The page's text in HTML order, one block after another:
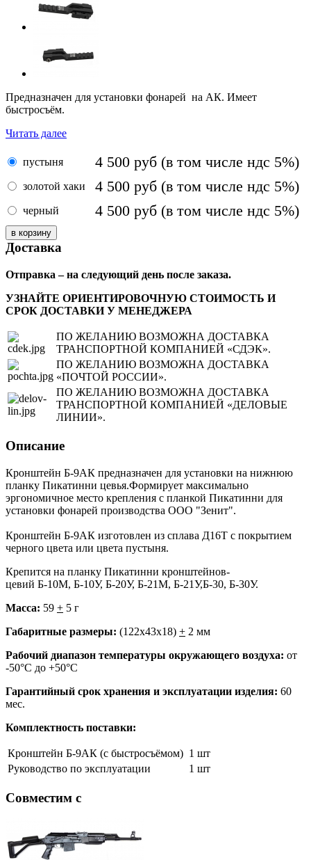
Предназначен для установки фонарей на АК. Имеет
быстросъём.
Читать далее
пустыня 4 500 руб (в том числе ндс 5%)
золотой хаки 4 500 руб (в том числе ндс 5%)
черный 4 500 руб (в том числе ндс 5%)
Доставка
Отправка – на следующий день после заказа.
УЗНАЙТЕ ОРИЕНТИРОВОЧНУЮ СТОИМОСТЬ И
СРОК ДОСТАВКИ У МЕНЕДЖЕРА
ПО ЖЕЛАНИЮ ВОЗМОЖНА ДОСТАВКА
ТРАНСПОРТНОЙ КОМПАНИЕЙ «СДЭК».
ПО ЖЕЛАНИЮ ВОЗМОЖНА ДОСТАВКА
«ПОЧТОЙ РОССИИ».
ПО ЖЕЛАНИЮ ВОЗМОЖНА ДОСТАВКА
ТРАНСПОРТНОЙ КОМПАНИЕЙ «ДЕЛОВЫЕ
ЛИНИИ».
Описание
Кронштейн Б-9АК предназначен для установки на нижнюю
планку Пикатинни цевья.Формирует максимально
эргономичное место крепления с планкой Пикатинни для
установки фонарей производства ООО "Зенит".
Кронштейн Б-9АК изготовлен из сплава Д16Т с покрытием
черного цвета или цвета пустыня.
Крепится на планку Пикатинни кронштейнов-
цевий Б-10М, Б-10У, Б-20У, Б-21М, Б-21У,Б-30, Б-30У.
Масса: 59 + 5 г
Габаритные размеры: (122х43х18) + 2 мм
Рабочий диапазон температуры окружающего воздуха: от
-50°С до +50°С
Гарантийный срок хранения и эксплуатации изделия: 60
мес.
Комплектность поставки:
Кронштейн Б-9АК (с быстросъёмом) 1 шт
Руководство по эксплуатации
1 шт
Совместим с